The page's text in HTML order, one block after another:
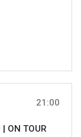
21:00
| ON TOUR